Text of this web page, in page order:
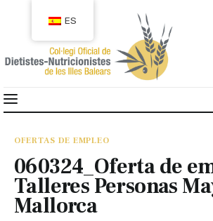
COLEGIADOS
EMPLEO
CIUDADANÍA
OFERTAS DE EMPLEO
060324_Oferta de
Talleres Personas
Mallorca
ES